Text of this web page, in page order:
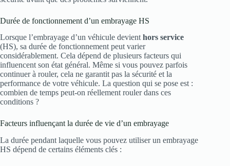
Durée de fonctionnement d’un embrayage HS
Lorsque l’embrayage d’un véhicule devienthors service
(HS), sa durée de fonctionnement peut varier
considérablement. Cela dépend de plusieurs facteurs qui
influencent son état général. Même si vous pouvez parfois
continuer à rouler, cela ne garantit pas la sécurité et la
performance de votre véhicule. La question qui se pose est :
combien de temps peut-on réellement rouler dans ces
conditions ?
Facteurs influençant la durée de vie d’un embrayage
La durée pendant laquelle vous pouvez utiliser un embrayage
HS dépend de certains éléments clés :